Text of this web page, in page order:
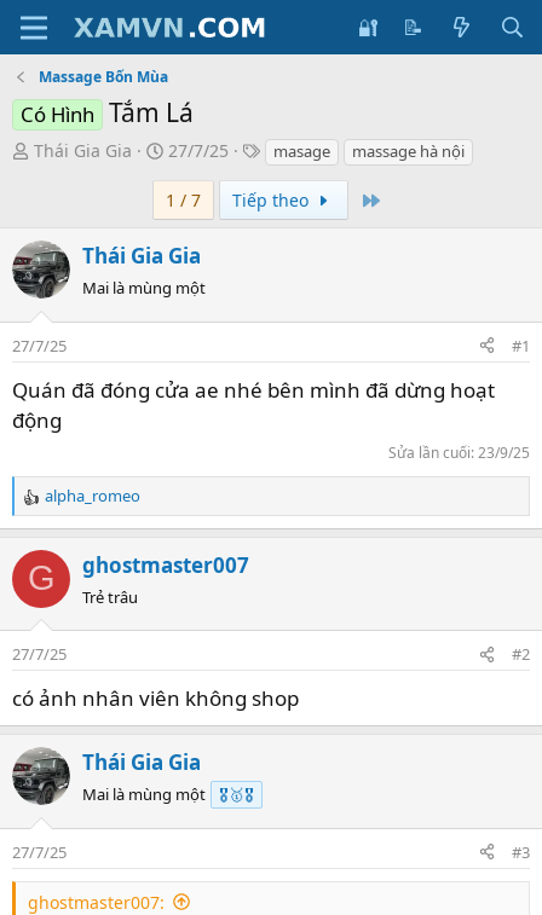
🔐 📝
Massage Bốn Mùa
Có Hình Tắm Lá
T
ở
i
Thái Gia Gia
S
a
r
t
a
t
27/7/25
T
ẻ
m
masage massage hà nội
1 / 7 Tiếp theo
Thái Gia Gia
Mai là mùng một
27/7/25 #1
Quán đã đóng cửa ae nhé bên mình đã dừng hoạt
động
Sửa lần cuối:23/9/25
R
e
a
t
n
s
:
alpha_romeo
G ghostmaster007
Trẻ trâu
27/7/25 #2
có ảnh nhân viên không shop
Thái Gia Gia
Mai là mùng một 🎖️🥇🎖️
27/7/25 #3
ghostmaster007: